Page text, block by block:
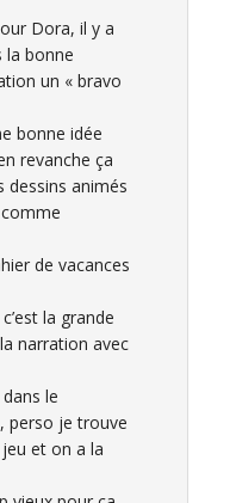
Dora, il y a
la bonne
un « bravo
bonne idée
revanche ça
dessins animés
de vacances
la grande
narration avec
le
perso je trouve
et on a la